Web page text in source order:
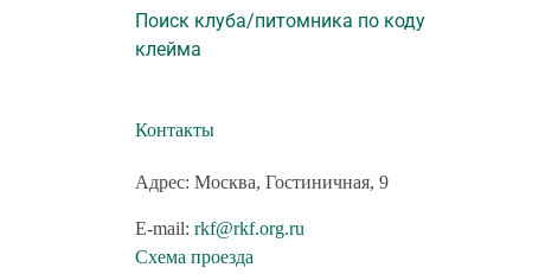
Поиск клуба/питомника по коду
клейма
Контакты
Адрес: Москва, Гостиничная, 9
E-mail: rkf@rkf.org.ru
Схема проезда